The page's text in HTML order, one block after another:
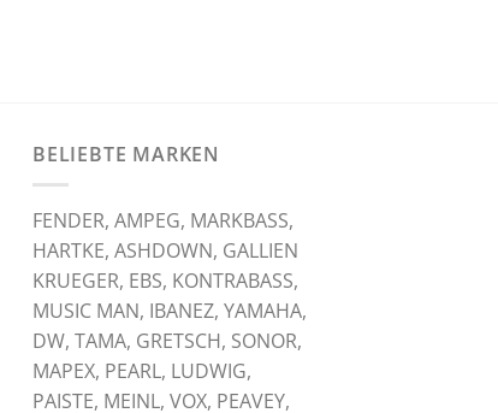
BELIEBTE MARKEN
FENDER, AMPEG, MARKBASS,
HARTKE, ASHDOWN, GALLIEN
KRUEGER, EBS, KONTRABASS,
MUSIC MAN, IBANEZ, YAMAHA,
DW, TAMA, GRETSCH, SONOR,
MAPEX, PEARL, LUDWIG,
PAISTE, MEINL, VOX, PEAVEY,